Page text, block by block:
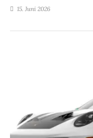
15. Juni 2026